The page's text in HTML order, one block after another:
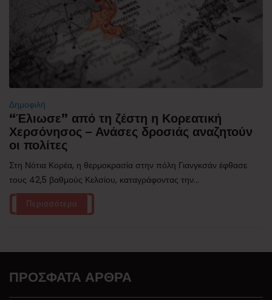
Δημοφιλή
“Έλιωσε” από τη ζέστη η Κορεατική
Χερσόνησος – Ανάσες δροσιάς αναζητούν
οι πολίτες
Στη Νότια Κορέα, η θερμοκρασία στην πόλη Γιανγκσάν έφθασε
τους 42,5 βαθμούς Κελσίου, καταγράφοντας την...
Περισσότερα
ΠΡΌΣΦΑΤΑ ΆΡΘΡΑ